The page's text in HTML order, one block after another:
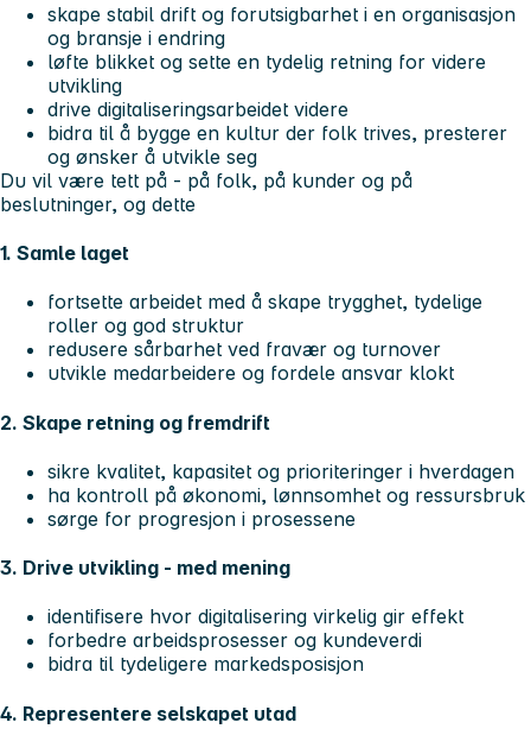
skape stabil drift og forutsigbarhet i en organisasjon
og bransje i endring
løfte blikket og sette en tydelig retning for videre
utvikling
drive digitaliseringsarbeidet videre
bidra til å bygge en kultur der folk trives, presterer
og ønsker å utvikle seg
Du vil være tett på - på folk, på kunder og på
beslutninger, og dette
1. Samle laget
fortsette arbeidet med å skape trygghet, tydelige
roller og god struktur
redusere sårbarhet ved fravær og turnover
utvikle medarbeidere og fordele ansvar klokt
2. Skape retning og fremdrift
sikre kvalitet, kapasitet og prioriteringer i hverdagen
ha kontroll på økonomi, lønnsomhet og ressursbruk
sørge for progresjon i prosessene
3. Drive utvikling - med mening
identifisere hvor digitalisering virkelig gir effekt
forbedre arbeidsprosesser og kundeverdi
bidra til tydeligere markedsposisjon
4. Representere selskapet utad